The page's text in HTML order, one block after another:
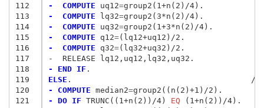
112
113
114
115
116
117
118
119
120
121
-  COMPUTE uq12=
-  COMPUTE lq32=
-  COMPUTE uq32=
-  COMPUTE q12=
-  COMPUTE q32=
-  RELEASE lq12,uq12,lq32,uq32.
- END IF
ELSE
- COMPUTE median2=
- DO IF TRUNC((1+n(2))/4) EQ